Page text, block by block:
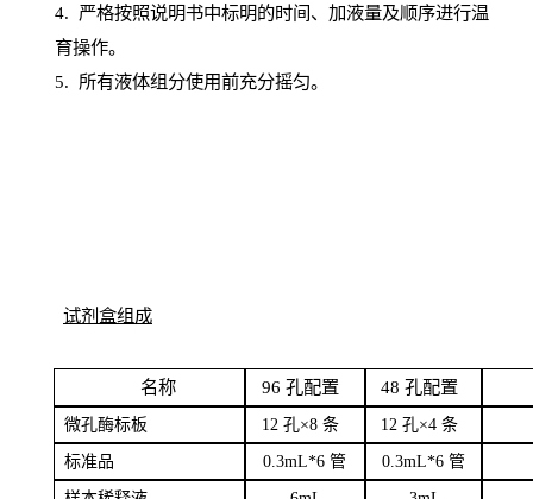
4. 严格按照说明书中标明的时间、加液量及顺序进行温
育操作。
5. 所有液体组分使用前充分摇匀。
试剂盒组成
名称 96 孔配置 48 孔配置
微孔酶标板 12 孔×8 条 12 孔×4 条
标准品 0.3mL*6 管 0.3mL*6 管